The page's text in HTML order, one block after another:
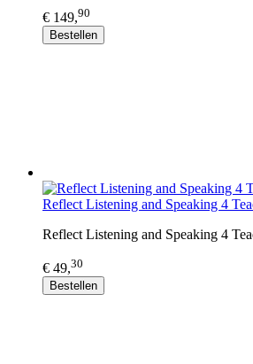
€ 149,90
Bestellen
Reflect Listening and Speaking 4
Reflect Listening and Speaking 4
€ 49,30
Bestellen